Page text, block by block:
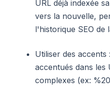
URL déjà indexée
vers la nouvelle,
l'historique SEO de
Utiliser des accents
accentués dans les
complexes (ex: